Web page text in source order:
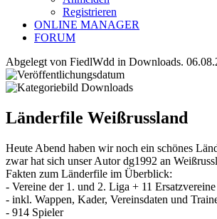
Registrieren
ONLINE MANAGER
FORUM
Abgelegt von FiedlWdd in Downloads.
Länderfile Weißrussland
Heute Abend haben wir noch ein schönes
zwar hat sich unser Autor dg1992 an
Fakten zum Länderfile im Überblick:
- Vereine der 1. und 2. Liga + 11 Ersatzvereine
- inkl. Wappen, Kader, Vereinsdaten und
- 914 Spieler